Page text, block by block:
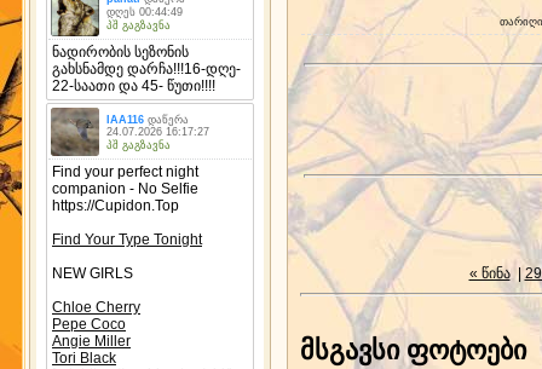
თარიღი
« წინა|
მსგავსი ფოტოები